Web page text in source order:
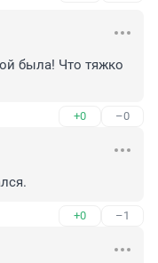
была! Что тяжко
+0 –0
+0 –1